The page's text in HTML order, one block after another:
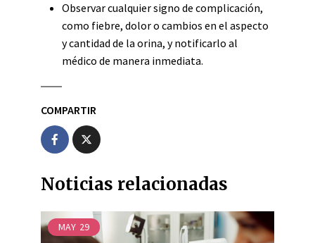
Observar cualquier signo de complicación,
como fiebre, dolor o cambios en el aspecto
y cantidad de la orina, y notificarlo al
médico de manera inmediata.
COMPARTIR
Noticias relacionadas
MAY 29